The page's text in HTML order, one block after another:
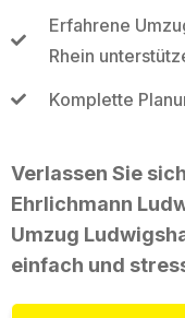
Erfahrene
Rhein
Komplette
Verlassen Sie
Ehrlichmann
Umzug
einfach und